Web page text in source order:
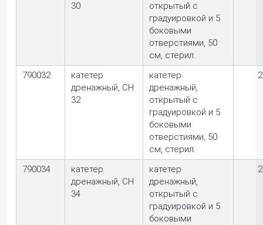
30
открытый с
градуировкой и 5
боковыми
отверстиями, 50
см, стерил.
790032
катетер
дренажный, CH
32
катетер
дренажный,
открытый с
градуировкой и 5
боковыми
отверстиями, 50
см, стерил.
790034
катетер
дренажный, CH
34
катетер
дренажный,
открытый с
градуировкой и 5
боковыми